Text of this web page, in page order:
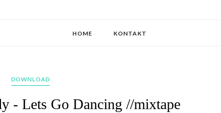
HOME KONTAKT
DOWNLOAD
- Lets Go Dancing //mixtape